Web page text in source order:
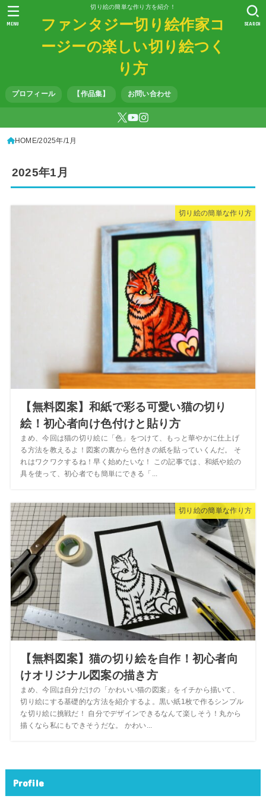
切り絵の簡単な作り方を紹介！
ファンタジー切り絵作家コ
ージーの楽しい切り絵つく
り方
プロフィール 【作品集】 お問い合わせ
SEARCH
MENU
HOME 2025年 1月
2025年1月
切り絵の簡単な作り方
【無料図案】和紙で彩る可愛い猫の切り
絵！初心者向け色付けと貼り方
まめ、今回は猫の切り絵に「色」をつけて、もっと華やかに仕上げ
る方法を教えるよ！図案の裏から色付きの紙を貼っていくんだ。 そ
れはワクワクするね！早く始めたいな！ この記事では、和紙や絵の
具を使って、初心者でも簡単にできる「...
切り絵の簡単な作り方
【無料図案】猫の切り絵を自作！初心者向
けオリジナル図案の描き方
まめ、今回は自分だけの「かわいい猫の図案」をイチから描いて、
切り絵にする基礎的な方法を紹介するよ。黒い紙1枚で作るシンプル
な切り絵に挑戦だ！ 自分でデザインできるなんて楽しそう！丸から
描くなら私にもできそうだな。 かわい...
Profile